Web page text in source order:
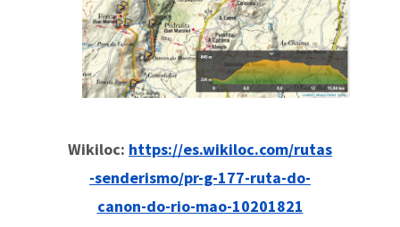
Wikiloc: https://es.wikiloc.com/rutas
-senderismo/pr-g-177-ruta-do-
canon-do-rio-mao-10201821